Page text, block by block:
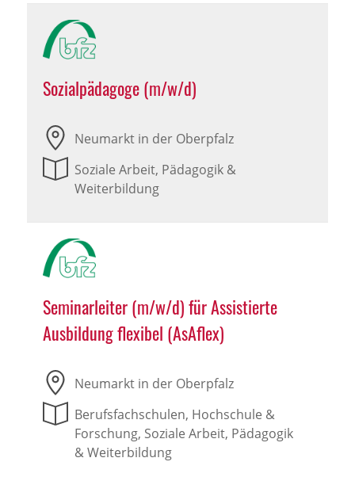
Sozialpädagoge (m/w/d)
Neumarkt in der Oberpfalz
Soziale Arbeit, Pädagogik &
Weiterbildung
Seminarleiter (m/w/d) für Assistierte
Ausbildung flexibel (AsAflex)
Neumarkt in der Oberpfalz
Berufsfachschulen, Hochschule &
Forschung, Soziale Arbeit, Pädagogik
& Weiterbildung